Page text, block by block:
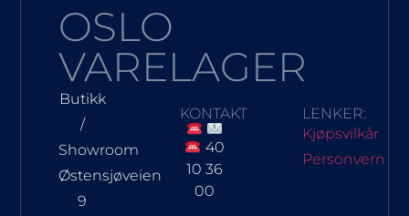
OSLO
VARELAGER
Butikk
/
Showroom
Østensjøveien
9
KONTAKT
40
10 36
00
LENKER:
Kjøpsvilkår
Personvern